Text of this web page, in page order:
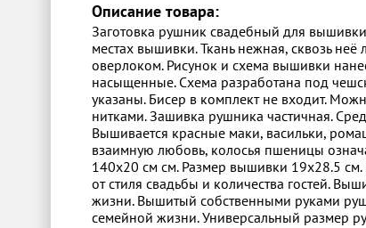
Описание товара:
Заготовка рушник свадебный для
местах вышивки. Ткань нежная, сквозь
оверлоком. Рисунок и схема вышивки
насыщенные. Схема разработана под
указаны. Бисер в комплект не входит.
нитками. Зашивка рушника частичная.
Вышивается красные маки, васильки,
взаимную любовь, колосья пшеницы
140х20 см см. Размер вышивки 19х28.5
от стиля свадьбы и количества гостей.
жизни. Вышитый собственными руками
семейной жизни. Универсальный размер